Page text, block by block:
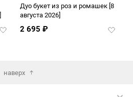
Добавить
Дуо букет из роз и ромашек [8
августа 2026]
2 695 ₽
наверх